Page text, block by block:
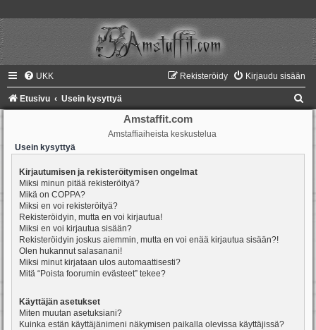
UKK Kirjaudu sisään
Rekisteröidy
Etusivu Usein kysyttyä
Amstaffit.com
Amstaffiaiheista keskustelua
Usein kysyttyä
Kirjautumisen ja rekisteröitymisen ongelmat
Miksi minun pitää rekisteröityä?
Mikä on COPPA?
Miksi en voi rekisteröityä?
Rekisteröidyin, mutta en voi kirjautua!
Miksi en voi kirjautua sisään?
Rekisteröidyin joskus aiemmin, mutta en voi enää kirjautua sisään?!
Olen hukannut salasanani!
Miksi minut kirjataan ulos automaattisesti?
Mitä “Poista foorumin evästeet” tekee?
Käyttäjän asetukset
Miten muutan asetuksiani?
Kuinka estän käyttäjänimeni näkymisen paikalla olevissa käyttäjissä?